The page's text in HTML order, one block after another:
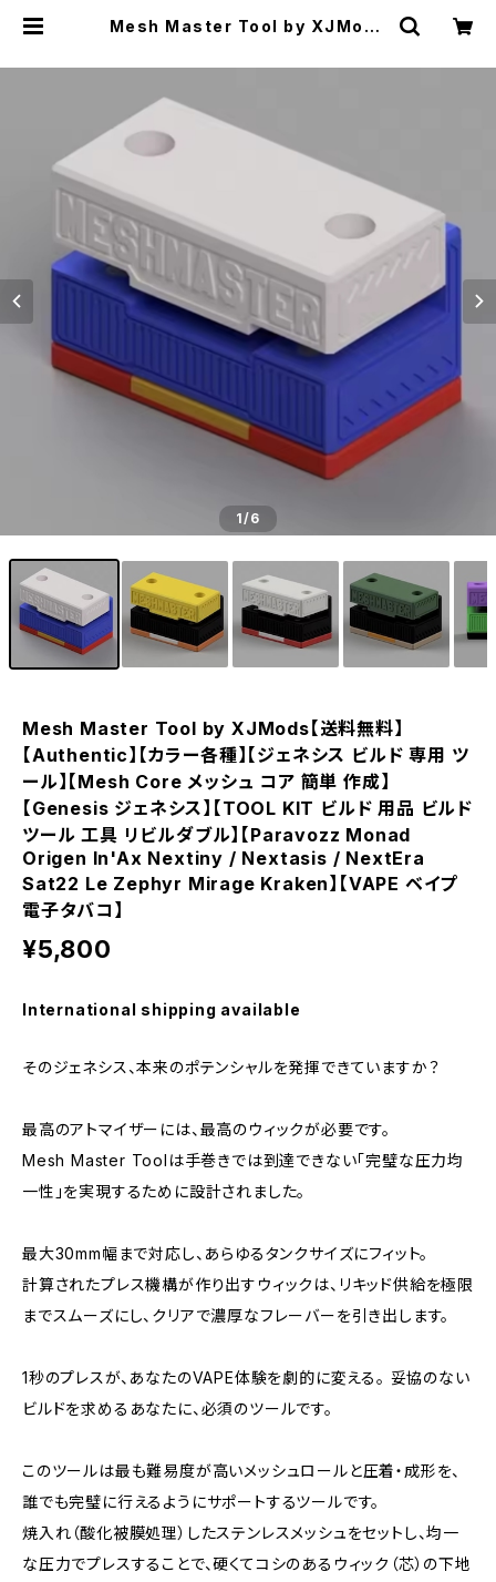
Mesh Master Tool by XJMods
成】【Genesis ジェネシス】【TOOL
KIT ビルド 用品 ビルドツール 工具
リビルダブル】【Paravozz Monad
Origen In'Ax Nextiny / Nextas
is / NextEra Sat22 Le Zephyr
Mirage Kraken】【VAPE ベイプ 電
子タバコ】 | CLONEbums | VAPE
RTA RBA RDA RDTA 電子タバコ
シーシャ 水パイプ Shisha
1/6
Mesh Master Tool by XJMods【送料無料】
【Authentic】【カラー各種】【ジェネシス ビルド 専用 ツ
ール】【Mesh Core メッシュ コア 簡単 作成】
【Genesis ジェネシス】【TOOL KIT ビルド 用品 ビルド
ツール 工具 リビルダブル】【Paravozz Monad
Origen In'Ax Nextiny / Nextasis / NextEra
Sat22 Le Zephyr Mirage Kraken】【VAPE ベイプ
電子タバコ】
¥5,800
International shipping available
そのジェネシス、本来のポテンシャルを発揮できていますか？
最高のアトマイザーには、最高のウィックが必要です。
Mesh Master Toolは手巻きでは到達できない「完璧な圧力均
一性」を実現するために設計されました。
最大30mm幅まで対応し、あらゆるタンクサイズにフィット。
計算されたプレス機構が作り出すウィックは、リキッド供給を極限
までスムーズにし、クリアで濃厚なフレーバーを引き出します。
1秒のプレスが、あなたのVAPE体験を劇的に変える。 妥協のない
ビルドを求めるあなたに、必須のツールです。
このツールは最も難易度が高いメッシュロールと圧着・成形を、
誰でも完璧に行えるようにサポートするツールです。
焼入れ（酸化被膜処理）したステンレスメッシュをセットし、均一
な圧力でプレスすることで、硬くてコシのあるウィック（芯）の下地